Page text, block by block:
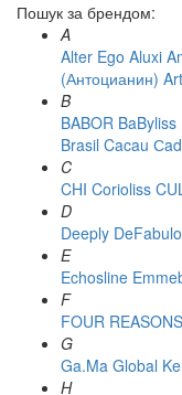
Пошук за брендом:
A
Alter Ego Aluxi
(Антоцианин)
B
BABOR BaByliss
Brasil Cacau
C
CHI Corioliss
D
Deeply
E
Echosline
F
FOUR REASONS
G
Ga.Ma Global
H